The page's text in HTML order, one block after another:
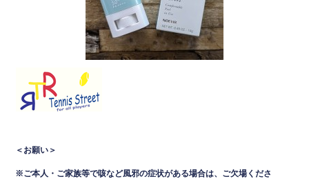
＜お願い＞
※ご本人・ご家族等で咳など風邪の症状がある場合は、ご欠場くださ